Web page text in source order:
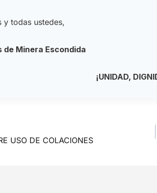
y todas ustedes,
de Minera Escondida
¡UNIDAD,
USO DE COLACIONES